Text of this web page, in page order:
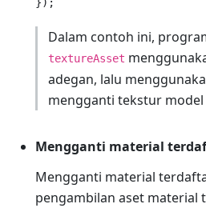
Dalam contoh ini,
textureAsset
adegan, lalu
mengganti tekstur model
Mengganti material
Mengganti material
pengambilan aset material